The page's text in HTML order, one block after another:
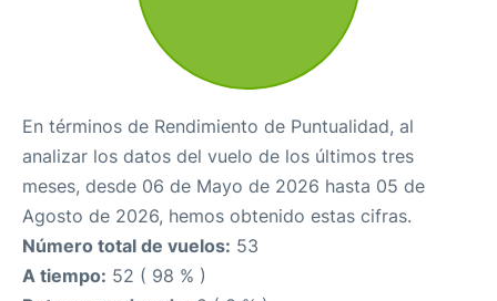
En términos de Rendimiento de Puntualidad, al
analizar los datos del vuelo de los últimos tres
meses, desde 06 de Mayo de 2026 hasta 05 de
Agosto de 2026, hemos obtenido estas cifras.
Número total de vuelos: 53
A tiempo: 52 ( 98 % )